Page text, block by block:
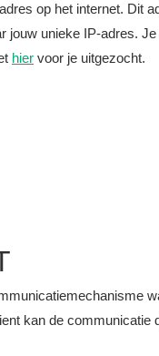
op het internet. Dit
jouw unieke IP-adres.
hier voor je uitgezocht.
kan de communicatie